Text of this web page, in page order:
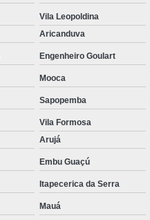
Vila Leopoldina
Aricanduva
Engenheiro Goulart
Mooca
Sapopemba
Vila Formosa
Arujá
Embu Guaçú
Itapecerica da Serra
Mauá